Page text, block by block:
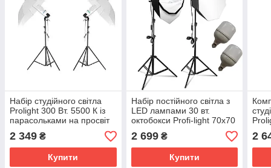
Набір студійного світла
Prolight 300 Вт. 5500 К із
парасольками на просвіт
2 349 ₴
Купити
Набір постійного світла з
LED лампами 30 вт.
октобокси Profi-light 70х70
2 699₴
Купити
2